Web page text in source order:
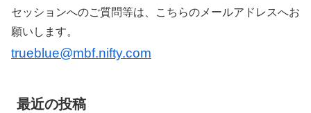
セッションへのご質問等は、こちらのメールアドレスへお
願いします。
trueblue@mbf.nifty.com
最近の投稿